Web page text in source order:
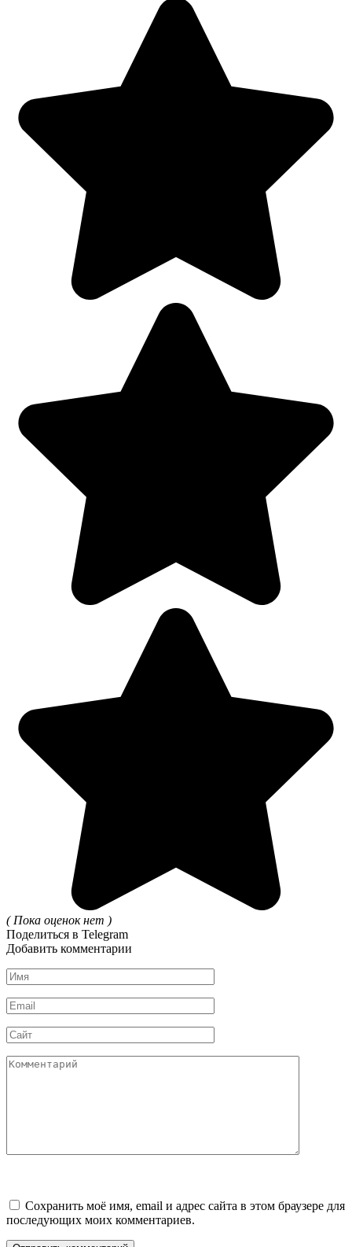
( Пока оценок нет )
Поделиться в Telegram
Добавить комментарии
Имя
*
Email
*
Сайт
Комментарий
Сохранить моё имя, email и адрес сайта в этом браузере для
последующих моих комментариев.